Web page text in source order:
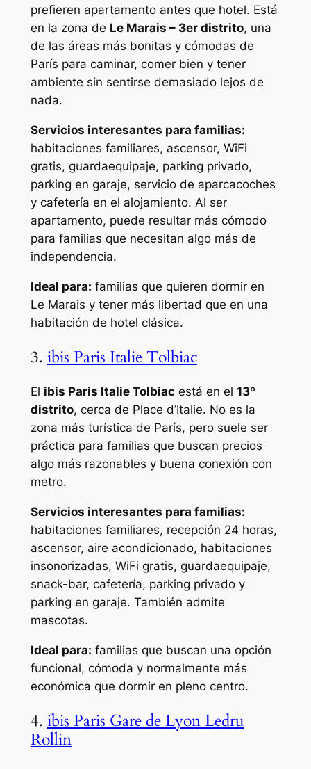
prefieren apartamento antes que hotel. Está
en la zona de Le Marais – 3er distrito, una
de las áreas más bonitas y cómodas de
París para caminar, comer bien y tener
ambiente sin sentirse demasiado lejos de
nada.
Servicios interesantes para familias:
habitaciones familiares, ascensor, WiFi
gratis, guardaequipaje, parking privado,
parking en garaje, servicio de aparcacoches
y cafetería en el alojamiento. Al ser
apartamento, puede resultar más cómodo
para familias que necesitan algo más de
independencia.
Ideal para: familias que quieren dormir en
Le Marais y tener más libertad que en una
habitación de hotel clásica.
3. ibis Paris Italie Tolbiac
El ibis Paris Italie Tolbiacestá en el 13º
distrito, cerca de Place d’Italie. No es la
zona más turística de París, pero suele ser
práctica para familias que buscan precios
algo más razonables y buena conexión con
metro.
Servicios interesantes para familias:
habitaciones familiares, recepción 24 horas,
ascensor, aire acondicionado, habitaciones
insonorizadas, WiFi gratis, guardaequipaje,
snack-bar, cafetería, parking privado y
parking en garaje. También admite
mascotas.
Ideal para: familias que buscan una opción
funcional, cómoda y normalmente más
económica que dormir en pleno centro.
4. ibis Paris Gare de Lyon Ledru
Rollin